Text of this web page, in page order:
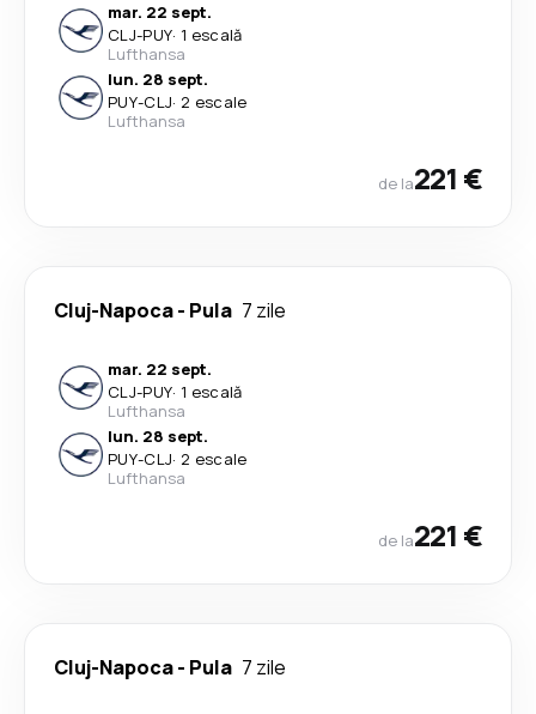
mar. 22 sept.
CLJ-PUY· 1 escală
Lufthansa
lun. 28 sept.
PUY-CLJ· 2 escale
Lufthansa
de la221 €
Cluj-Napoca- Pula 7 zile
mar. 22 sept.
CLJ-PUY· 1 escală
Lufthansa
lun. 28 sept.
PUY-CLJ· 2 escale
Lufthansa
de la221 €
Cluj-Napoca- Pula 7 zile